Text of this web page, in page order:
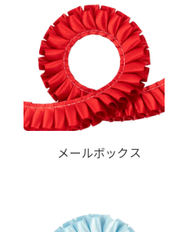
メールボックス